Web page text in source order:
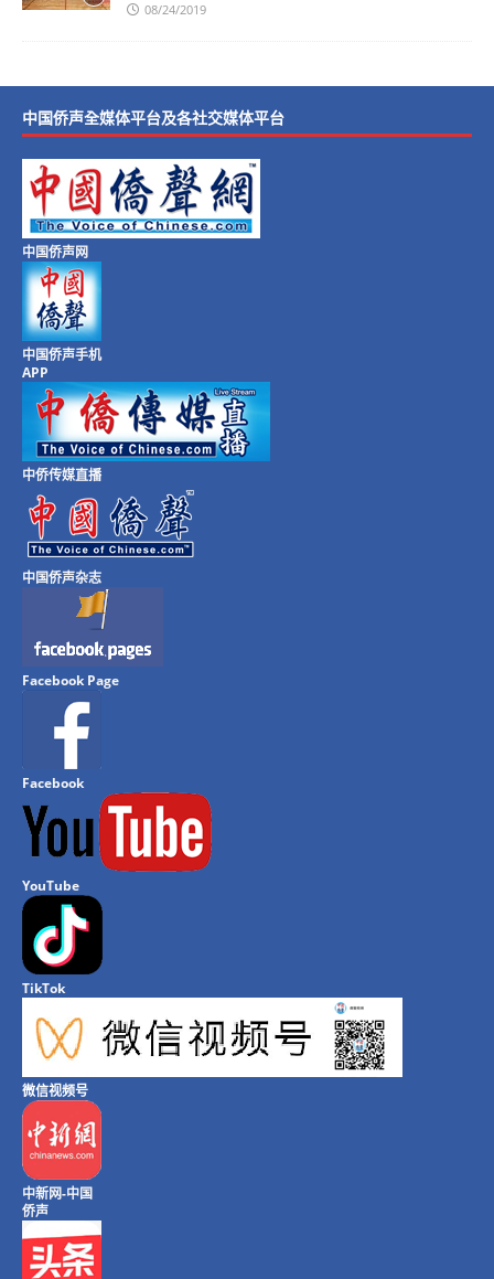
08/24/2019
中国侨声全媒体平台及各社交媒体平台
中国侨声网
中国侨声手机
APP
中侨传媒直播
中国侨声杂志
Facebook Page
Facebook
YouTube
TikTok
微信视频号
中新网-中国
侨声